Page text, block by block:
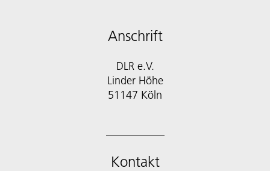
Anschrift
DLR e.V.
Linder Höhe
51147 Köln
Kontakt